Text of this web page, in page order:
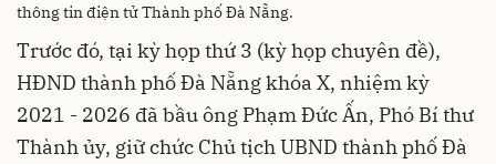
thông tin điện tử Thành phố Đà Nẵng.
Trước đó, tại kỳ họp thứ 3 (kỳ họp chuyên đề),
HĐND thành phố Đà Nẵng khóa X, nhiệm kỳ
2021 - 2026 đã bầu ông Phạm Đức Ấn, Phó Bí thư
Thành ủy, giữ chức Chủ tịch UBND thành phố Đà